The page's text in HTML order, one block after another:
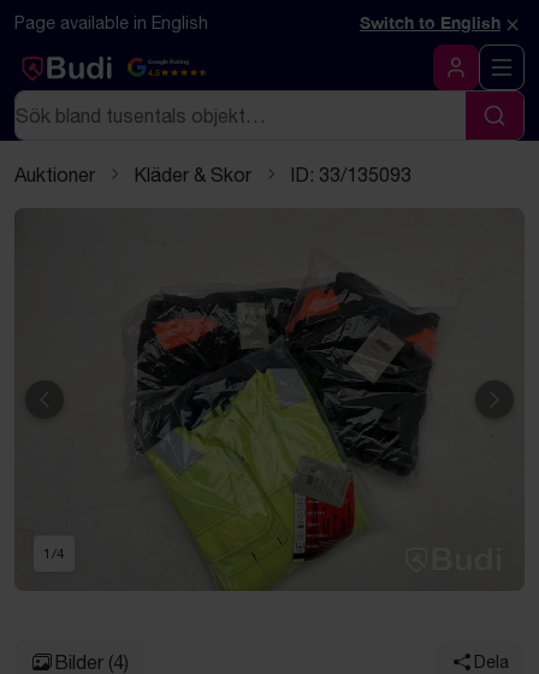
Hoppa till innehåll
Textbaserad (markdown) version av denna sida
Page available in English Switch to English ×
Google Rating
4.5
Logga in
Sök
Sök
Auktioner Kläder & Skor ID: 33/135093
Föregående
1 /4
Bilder (4) Dela